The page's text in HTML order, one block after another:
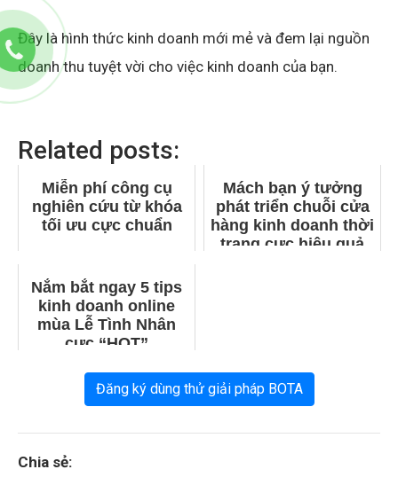
Đây là hình thức kinh doanh mới mẻ và đem lại nguồn
doanh thu tuyệt vời cho việc kinh doanh của bạn.
Related posts:
Miễn phí công cụ
nghiên cứu từ khóa
tối ưu cực chuẩn
Mách bạn ý tưởng
phát triển chuỗi cửa
hàng kinh doanh thời
trang cực hiệu quả
Nắm bắt ngay 5 tips
kinh doanh online
mùa Lễ Tình Nhân
cực “HOT”
Đăng ký dùng thử giải pháp BOTA
Chia sẻ: